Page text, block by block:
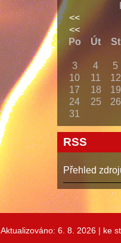
<<
<<
Po
Út St
3
4 5
10
11 12
17
18 19
24
25 26
31
RSS
Přehled
Aktualizováno: 6. 8. 2026 | ke